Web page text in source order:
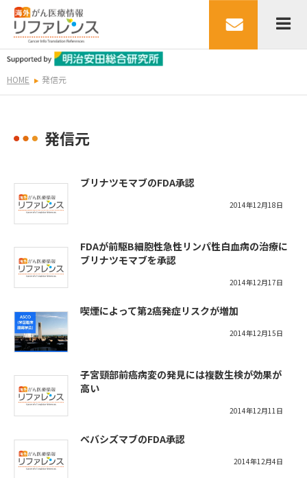
HOME 発信元
発信元
ブリナツモマブのFDA承認
2014年12月18日
FDAが前駆B細胞性急性リンパ性白血病の治療に
ブリナツモマブを承認
2014年12月17日
喫煙によって第2癌発症リスクが増加
2014年12月15日
子宮頸部前癌病変の発見には複数生検が効果が
高い
2014年12月11日
ベバシズマブのFDA承認
2014年12月4日